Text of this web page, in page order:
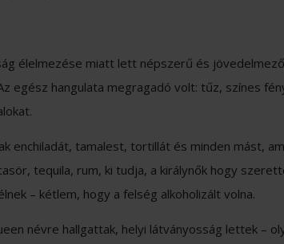
élelmezése miatt lett népszerű és
egész hangulata megragadó volt: tűz, színes
enchiladát, tamalest, tortillát és minden mást,
tequila, rum, ki tudja, a királynők hogy
– kétlem, hogy a felség alkoholizált volna.
névre hallgattak, helyi látványosság lettek –